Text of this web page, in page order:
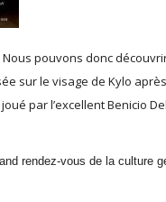
pouvons donc
sur le visage de Kylo
par l’excellent Benicio
rendez-vous de la culture